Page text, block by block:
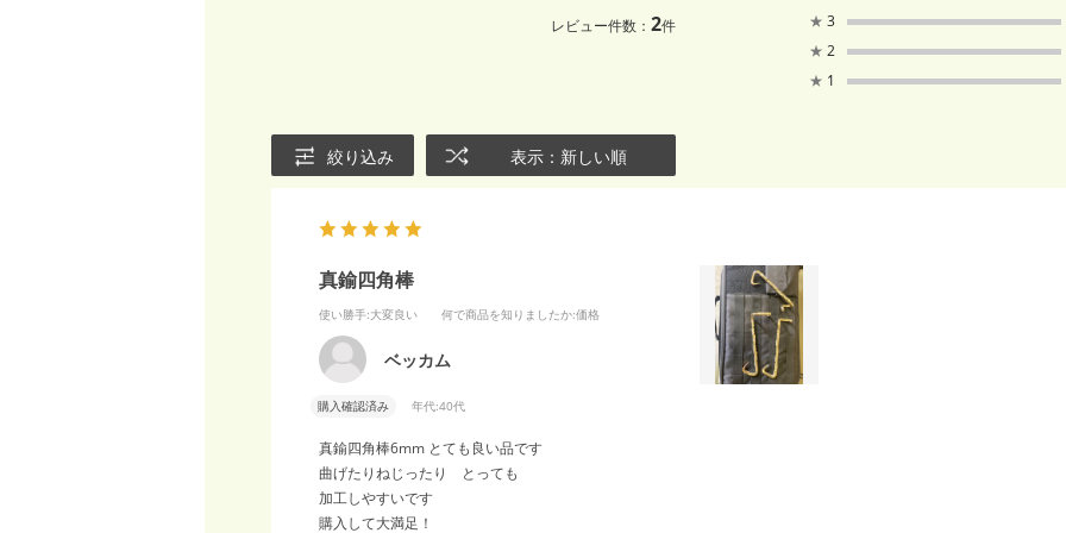
レビュー件数： 2件 ★ 3
★ 2
★ 1
絞り込み 表示：新しい順
真鍮四角棒
使い勝手:大変良い 何で商品を知りましたか:価格
ベッカム
購入確認済み 年代:40代
真鍮四角棒6mm とても良い品です
曲げたりねじったり とっても
加工しやすいです
購入して大満足！